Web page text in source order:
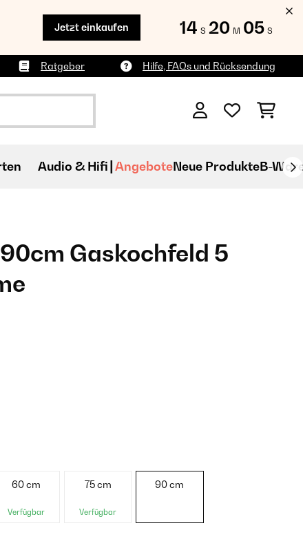
Jetzt einkaufen 14 S 20 M 04 S
Ratgeber Hilfe, FAQs und Rücksendung
Audio & Hifi AngeboteNeue ProdukteB-
Gaskochfeld 5
60 cm
Verfügbar
75 cm
Verfügbar
90 cm